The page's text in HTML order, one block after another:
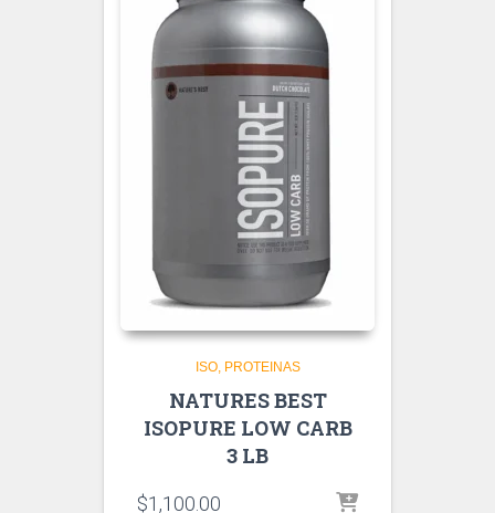
ISO PROTEINAS
NATURES BEST
ISOPURE LOW CARB
3 LB
$1,100.00